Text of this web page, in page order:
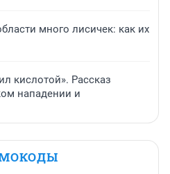
много лисичек: как их
кислотой». Рассказ
нападении и